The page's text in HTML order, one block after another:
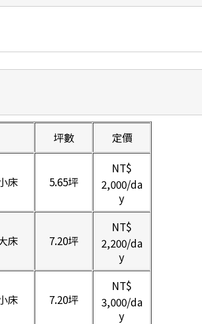
坪數 定價
床 5.65坪
NT$
2,000/da
y
床 7.20坪
NT$
2,200/da
y
床 7.20坪
NT$
3,000/da
y